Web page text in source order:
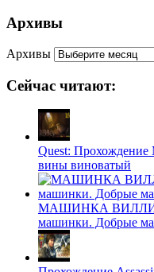
Архивы
Архивы
Сейчас читают:
Quest: Прохождение
вины виноватый
МАШИНКА ВИЛЛИ
машинки. Добрые